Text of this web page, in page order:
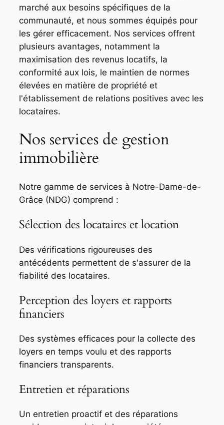
marché aux besoins spécifiques de la
communauté, et nous sommes équipés pour
les gérer efficacement. Nos services offrent
plusieurs avantages, notamment la
maximisation des revenus locatifs, la
conformité aux lois, le maintien de normes
élevées en matière de propriété et
l'établissement de relations positives avec les
locataires.
Nos services de gestion
immobilière
Notre gamme de services à Notre-Dame-de-
Grâce (NDG) comprend :
Sélection des locataires et location
Des vérifications rigoureuses des
antécédents permettent de s'assurer de la
fiabilité des locataires.
Perception des loyers et rapports
financiers
Des systèmes efficaces pour la collecte des
loyers en temps voulu et des rapports
financiers transparents.
Entretien et réparations
Un entretien proactif et des réparations